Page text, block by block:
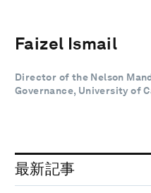
Faizel Ismail
Director of the Nelson
Governance, University of
最新記事